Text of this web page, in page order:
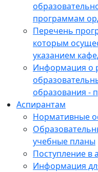
программам
Перечень
которым
указанием
Информация о
образования -
Аспирантам
Нормативные
учебные планы
Поступление в
Информация